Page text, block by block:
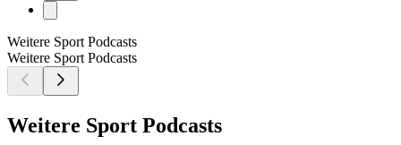
Weitere Sport Podcasts
Weitere Sport Podcasts
Weitere Sport Podcasts